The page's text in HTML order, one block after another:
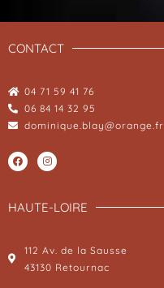
CONTACT
04 71 59 41 76
06 84 14 32 95
dominique.blay@orange.fr
HAUTE-LOIRE
112 Av. de la Sausse
43130 Retournac